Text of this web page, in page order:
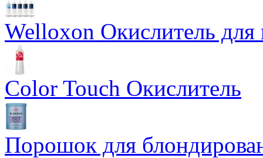
Welloxon Окислитель для
Color Touch Окислитель
Порошок для